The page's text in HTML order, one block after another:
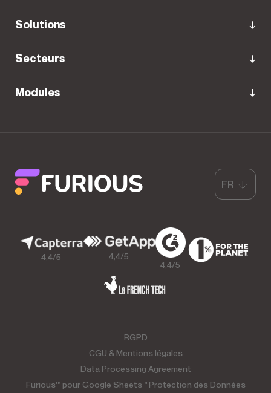
Solutions
Secteurs
Modules
4,4/5
4,4/5
4,4/5
RGPD
CGU & Mentions légales
Data Processing Agreement
Furious™ pour Google Sheets™ Protection des Données
FR